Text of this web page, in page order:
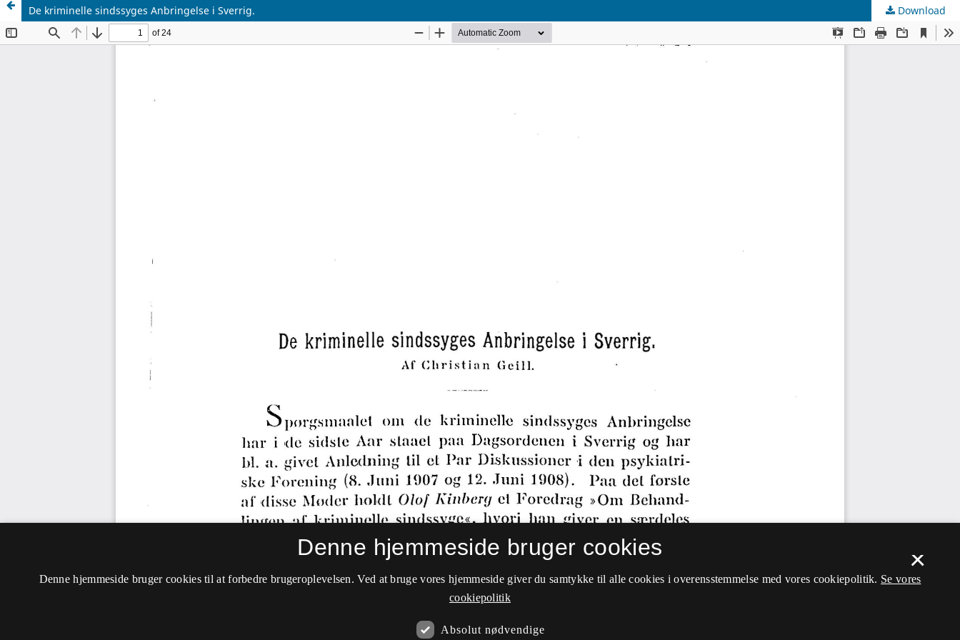
De kriminelle sindssyges Anbringelse i Sverrig. Download
×
Denne hjemmeside bruger cookies
Denne hjemmeside bruger cookies til at forbedre brugeroplevelsen. Ved at bruge vores hjemmeside giver du samtykke til alle cookies i overensstemmelse med vores cookiepolitik. Se vores
cookiepolitik
Absolut nødvendige